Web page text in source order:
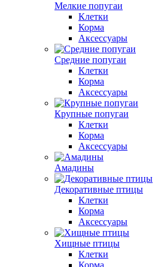
Мелкие попугаи
Клетки
Корма
Аксессуары
Средние попугаи
Клетки
Корма
Аксессуары
Крупные попугаи
Клетки
Корма
Аксессуары
Амадины
Декоративные птицы
Клетки
Корма
Аксессуары
Хищные птицы
Клетки
Корма